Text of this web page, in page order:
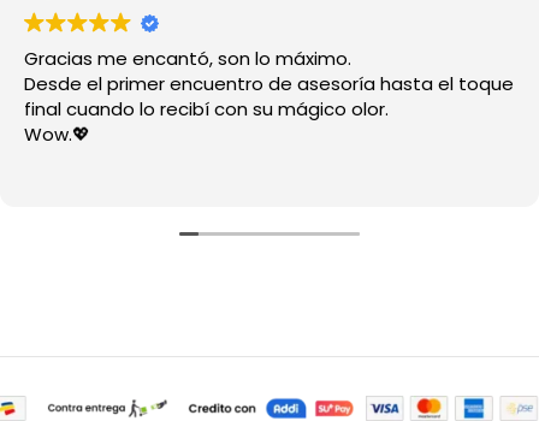
Gracias me encantó, son lo máximo.
Desde el primer encuentro de asesoría hasta el toque
final cuando lo recibí con su mágico olor.
Wow.💖